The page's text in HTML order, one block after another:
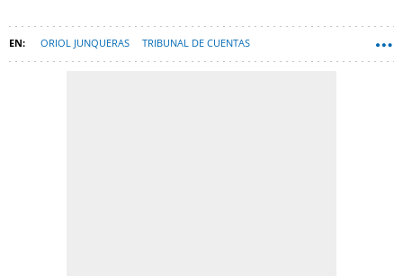
ORIOL JUNQUERAS TRIBUNAL DE CUENTAS